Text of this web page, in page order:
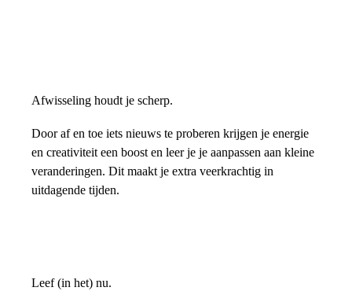
Afwisseling houdt je scherp.
Door af en toe iets nieuws te proberen krijgen je energie
en creativiteit een boost en leer je je aanpassen aan kleine
veranderingen. Dit maakt je extra veerkrachtig in
uitdagende tijden.
Leef (in het) nu.